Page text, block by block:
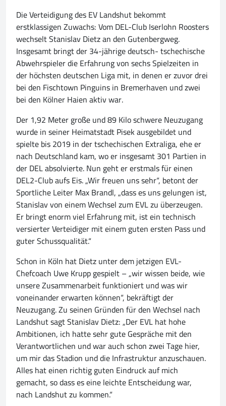
Die Verteidigung des EV Landshut bekommt
erstklassigen Zuwachs: Vom DEL-Club Iserlohn Roosters
wechselt Stanislav Dietz an den Gutenbergweg.
Insgesamt bringt der 34-jährige deutsch- tschechische
Abwehrspieler die Erfahrung von sechs Spielzeiten in
der höchsten deutschen Liga mit, in denen er zuvor drei
bei den Fischtown Pinguins in Bremerhaven und zwei
bei den Kölner Haien aktiv war.
Der 1,92 Meter große und 89 Kilo schwere Neuzugang
wurde in seiner Heimatstadt Pisek ausgebildet und
spielte bis 2019 in der tschechischen Extraliga, ehe er
nach Deutschland kam, wo er insgesamt 301 Partien in
der DEL absolvierte. Nun geht er erstmals für einen
DEL2-Club aufs Eis. „Wir freuen uns sehr“, betont der
Sportliche Leiter Max Brandl, „dass es uns gelungen ist,
Stanislav von einem Wechsel zum EVL zu überzeugen.
Er bringt enorm viel Erfahrung mit, ist ein technisch
versierter Verteidiger mit einem guten ersten Pass und
guter Schussqualität.“
Schon in Köln hat Dietz unter dem jetzigen EVL-
Chefcoach Uwe Krupp gespielt – „wir wissen beide, wie
unsere Zusammenarbeit funktioniert und was wir
voneinander erwarten können“, bekräftigt der
Neuzugang. Zu seinen Gründen für den Wechsel nach
Landshut sagt Stanislav Dietz: „Der EVL hat hohe
Ambitionen, ich hatte sehr gute Gespräche mit den
Verantwortlichen und war auch schon zwei Tage hier,
um mir das Stadion und die Infrastruktur anzuschauen.
Alles hat einen richtig guten Eindruck auf mich
gemacht, so dass es eine leichte Entscheidung war,
nach Landshut zu kommen.“